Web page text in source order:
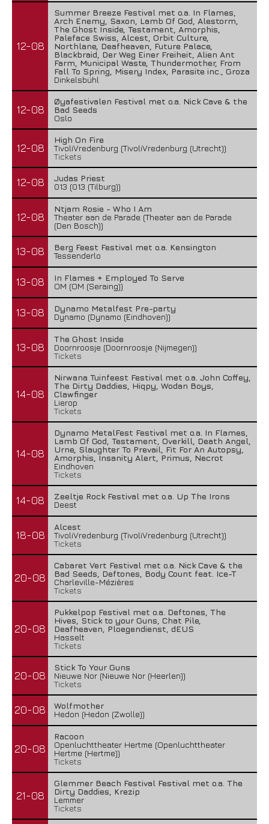
12-08
Summer Breeze Festival met o.a. In Flames,
Arch Enemy, Saxon, Lamb Of God, Alestorm,
The Ghost Inside, Testament, Amorphis,
Paleface Swiss, Alcest, Orbit Culture,
Northlane, Deafheaven, Future Palace,
Blackbraid, Der Weg Einer Freiheit, Alien Ant
Farm, Municipal Waste, Thundermother, From
Fall To Spring, Misery Index, Parasite inc., Groza
Dinkelsbühl
12-08
Øyafestivalen Festival met o.a. Nick Cave & the
Bad Seeds
Oslo
12-08
High On Fire
TivoliVredenburg (TivoliVredenburg (Utrecht))
Tickets
12-08
Judas Priest
013 (013 (Tilburg))
12-08
Ntjam Rosie - Who I Am
Theater aan de Parade (Theater aan de Parade
(Den Bosch))
13-08
Berg Feest Festival met o.a. Kensington
Tessenderlo
13-08
In Flames + Employed To Serve
OM (OM (Seraing))
13-08
Dynamo Metalfest Pre-party
Dynamo (Dynamo (Eindhoven))
13-08
The Ghost Inside
Doornroosje (Doornroosje (Nijmegen))
Tickets
14-08
Nirwana Tuinfeest Festival met o.a. John Coffey,
The Dirty Daddies, Hiqpy, Wodan Boys,
Clawfinger
Lierop
Tickets
14-08
Dynamo MetalFest Festival met o.a. In Flames,
Lamb Of God, Testament, Overkill, Death Angel,
Urne, Slaughter To Prevail, Fit For An Autopsy,
Amorphis, Insanity Alert, Primus, Necrot
Eindhoven
Tickets
14-08
Zeeltje Rock Festival met o.a. Up The Irons
Deest
18-08
Alcest
TivoliVredenburg (TivoliVredenburg (Utrecht))
Tickets
20-08
Cabaret Vert Festival met o.a. Nick Cave & the
Bad Seeds, Deftones, Body Count feat. Ice-T
Charleville-Mézières
Tickets
20-08
Pukkelpop Festival met o.a. Deftones, The
Hives, Stick to your Guns, Chat Pile,
Deafheaven, Ploegendienst, dEUS
Hasselt
Tickets
20-08
Stick To Your Guns
Nieuwe Nor (Nieuwe Nor (Heerlen))
Tickets
20-08
Wolfmother
Hedon (Hedon (Zwolle))
20-08
Racoon
Openluchttheater Hertme (Openluchttheater
Hertme (Hertme))
Tickets
21-08
Glemmer Beach Festival Festival met o.a. The
Dirty Daddies, Krezip
Lemmer
Tickets